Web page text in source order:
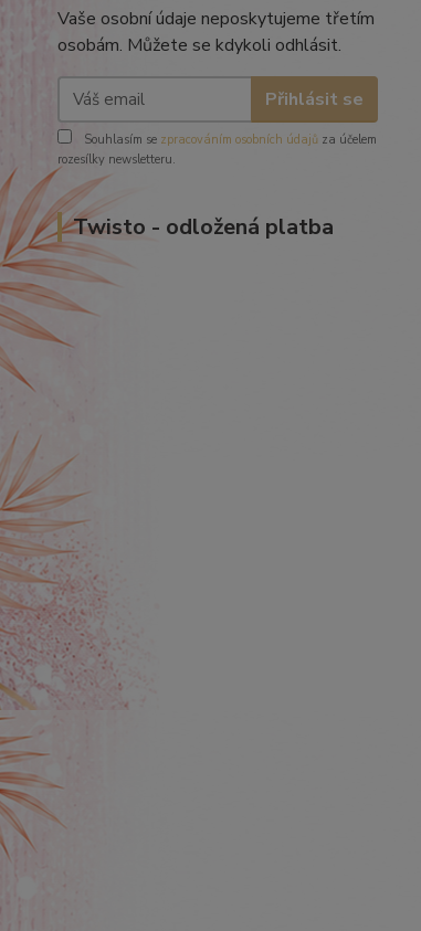
Vaše osobní údaje neposkytujeme třetím
osobám. Můžete se kdykoli odhlásit.
Přihlásit se
Souhlasím se zpracováním osobních údajů za účelem
rozesílky newsletteru.
Twisto - odložená platba